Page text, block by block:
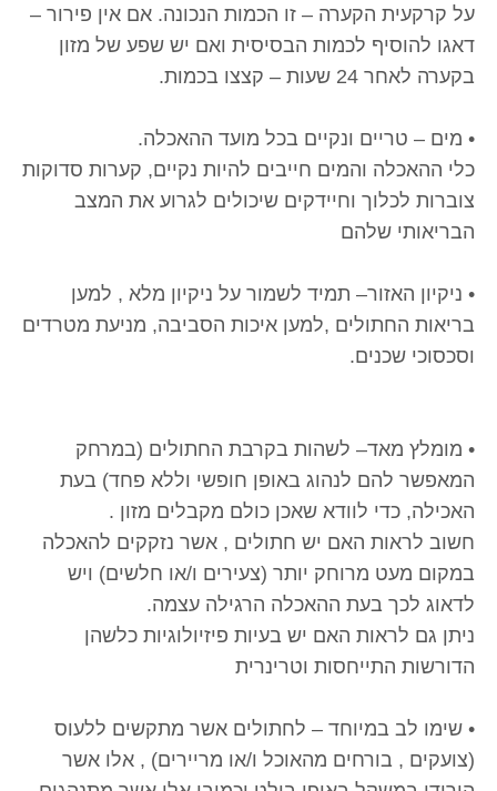
על קרקעית הקערה – זו הכמות הנכונה. אם אין פירור –
דאגו להוסיף לכמות הבסיסית ואם יש שפע של מזון
בקערה לאחר 24 שעות – קצצו בכמות.
• מים – טריים ונקיים בכל מועד ההאכלה.
כלי ההאכלה והמים חייבים להיות נקיים, קערות סדוקות
צוברות לכלוך וחיידקים שיכולים לגרוע את המצב
הבריאותי שלהם
• ניקיון האזור– תמיד לשמור על ניקיון מלא , למען
בריאות החתולים ,למען איכות הסביבה, מניעת מטרדים
וסכסוכי שכנים.
• מומלץ מאד– לשהות בקרבת החתולים (במרחק
המאפשר להם לנהוג באופן חופשי וללא פחד) בעת
האכילה, כדי לוודא שאכן כולם מקבלים מזון .
חשוב לראות האם יש חתולים , אשר נזקקים להאכלה
במקום מעט מרוחק יותר (צעירים ו/או חלשים) ויש
לדאוג לכך בעת ההאכלה הרגילה עצמה.
ניתן גם לראות האם יש בעיות פיזיולוגיות כלשהן
הדורשות התייחסות וטרינרית
• שימו לב במיוחד – לחתולים אשר מתקשים ללעוס
(צועקים , בורחים מהאוכל ו/או מריירים) , אלו אשר